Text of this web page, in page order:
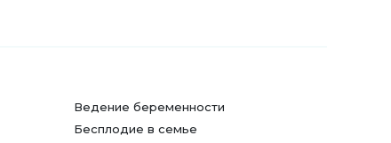
Ведение беременности
Бесплодие в семье